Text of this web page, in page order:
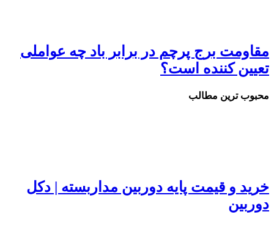
مقاومت برج پرچم در برابر باد چه عواملی
تعیین کننده است؟
محبوب ترین مطالب
خرید و قیمت پایه دوربین مداربسته | دکل
دوربین